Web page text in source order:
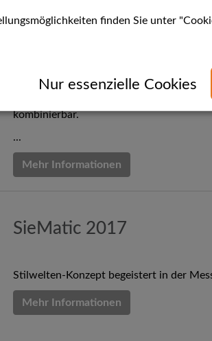
Testsieger von
*gilt nur für Neuangebote und beim
kombinierbar.
...
Mehr Informationen
SieMatic 2017
Stilwelten-Konzept begeistert in der
Mehr Informationen
finden Sie unter
Nur essenzielle Cookies